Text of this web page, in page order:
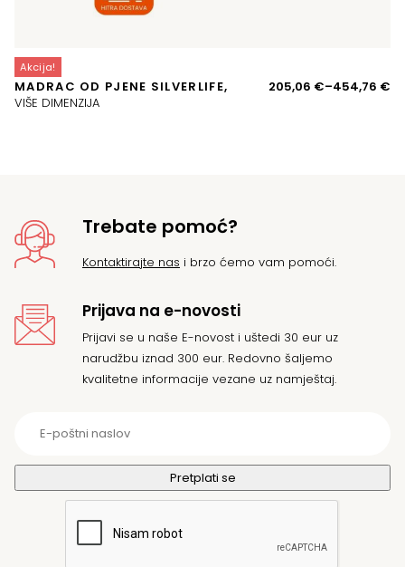
Akcija!
MADRAC OD PJENE SILVERLIFE,
VIŠE DIMENZIJA
205,06 €–454,76 €
Trebate pomoć?
Kontaktirajte nas i brzo ćemo vam pomoći.
Prijava na e-novosti
Prijavi se u naše E-novost i uštedi 30 eur uz
narudžbu iznad 300 eur. Redovno šaljemo
kvalitetne informacije vezane uz namještaj.